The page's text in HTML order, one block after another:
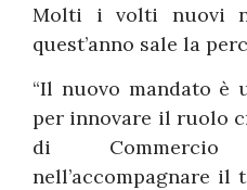
Molti i volti nuovi
quest’anno sale la
“Il nuovo mandato è
per innovare il ruolo
di
nell’accompagnare